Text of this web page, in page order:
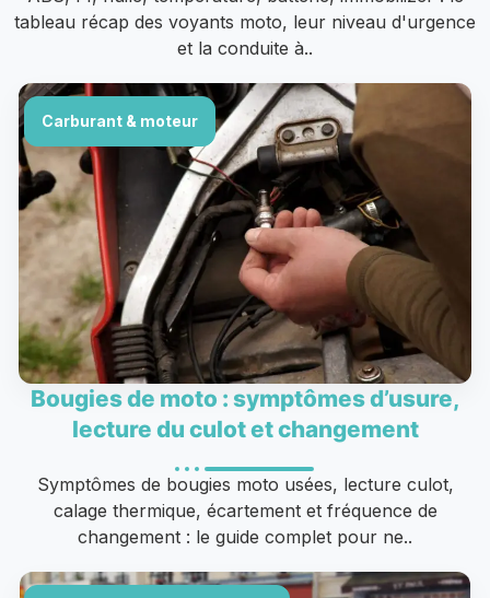
tableau récap des voyants moto, leur niveau d'urgence
et la conduite à..
Carburant & moteur
Bougies de moto : symptômes d’usure,
lecture du culot et changement
Symptômes de bougies moto usées, lecture culot,
calage thermique, écartement et fréquence de
changement : le guide complet pour ne..